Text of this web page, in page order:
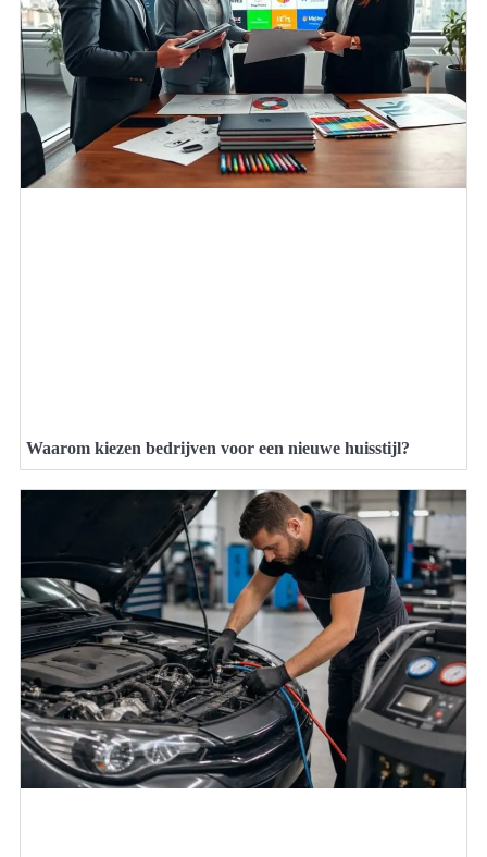
Waarom kiezen bedrijven voor een nieuwe huisstijl?